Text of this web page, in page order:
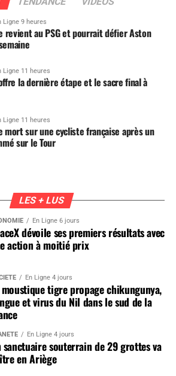
Ligne 9 heures
revient au PSG et pourrait défier Aston
Ligne 11 heures
la dernière étape et le sacre final à
Ligne 11 heures
mort sur une cycliste française après un
sur le Tour
LES + LUS
En Ligne 6 jours
dévoile ses premiers résultats avec
action à moitié prix
En Ligne 4 jours
moustique tigre propage chikungunya,
et virus du Nil dans le sud de la
En Ligne 4 jours
sanctuaire souterrain de 29 grottes va
en Ariège